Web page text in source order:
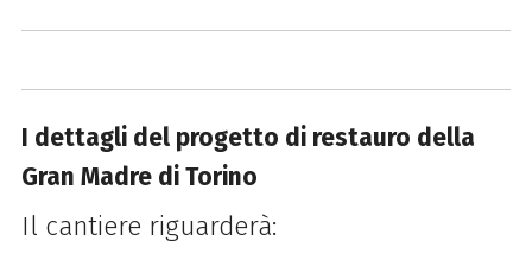
I dettagli del progetto di restauro della
Gran Madre di Torino
Il cantiere riguarderà: